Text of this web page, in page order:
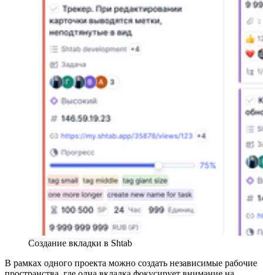
Создание вкладки в Shtab
В рамках одного проекта можно создать независимые рабочие